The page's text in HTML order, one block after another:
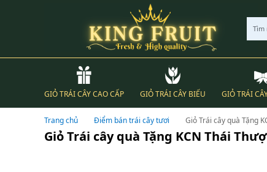
Tìm
GIỎ TRÁI CÂY CAO CẤP GIỎ TRÁI CÂY BIẾU GIỎ TRÁI
Trang chủ Điểm bán trái cây tươi Giỏ Trái cây quà Tặng
Giỏ Trái cây quà Tặng KCN Thái